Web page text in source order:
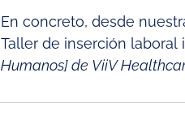
En concreto, desde
Taller de inserción laboral
Humanos] de ViiV